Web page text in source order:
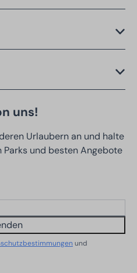
uns!
Urlaubern an und halte
und besten Angebote
und